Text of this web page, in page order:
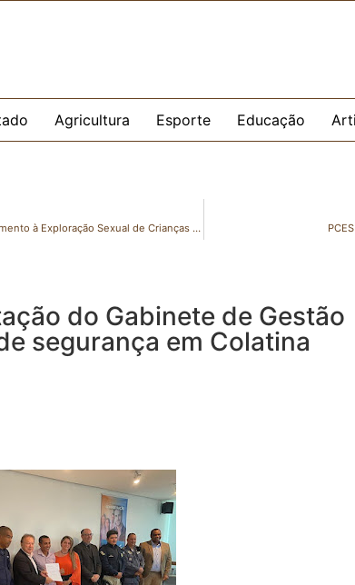
Agricultura Esporte Educação
Espírito Santo participa de Operação Nacional de Enfrentamento à Exploração Sexual de Crianças e Adolescentes
do Gabinete de Gestão
segurança em Colatina